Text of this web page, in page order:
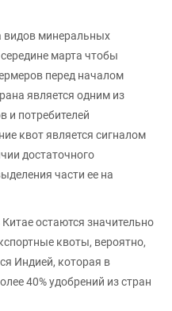
видов минеральных
марта чтобы
перед началом
является одним из
и потребителей
квот является сигналом
достаточного
части ее на
остаются значительно
квоты, вероятно,
Индией, которая в
40% удобрений из стран